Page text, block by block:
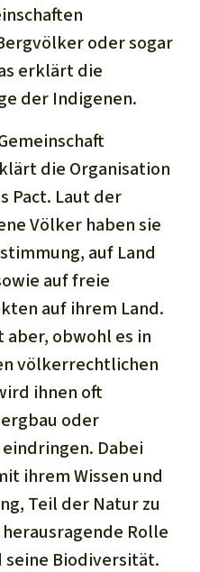
oder sogar
erklärt die
der Indigenen.
die Organisation
Pact. Laut der
Völker haben sie
auf Land
auf freie
auf ihrem Land.
obwohl es in
völkerrechtlichen
ihnen oft
oder
Dabei
ihrem Wissen und
Teil der Natur zu
Rolle
seine Biodiversität.